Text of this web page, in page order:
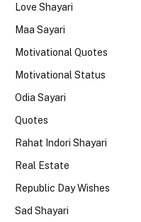
Love Shayari
Maa Sayari
Motivational Quotes
Motivational Status
Odia Sayari
Quotes
Rahat Indori Shayari
Real Estate
Republic Day Wishes
Sad Shayari